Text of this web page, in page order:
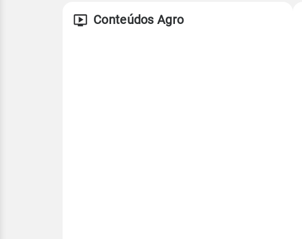
Conteúdos Agro